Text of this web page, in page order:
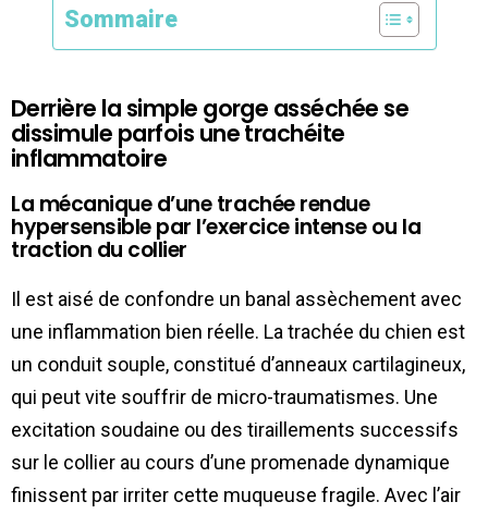
Sommaire
Derrière la simple gorge asséchée se
dissimule parfois une trachéite
inflammatoire
La mécanique d’une trachée rendue
hypersensible par l’exercice intense ou la
traction du collier
Il est aisé de confondre un banal assèchement avec
une inflammation bien réelle. La trachée du chien est
un conduit souple, constitué d’anneaux cartilagineux,
qui peut vite souffrir de micro-traumatismes. Une
excitation soudaine ou des tiraillements successifs
sur le collier au cours d’une promenade dynamique
finissent par irriter cette muqueuse fragile. Avec l’air